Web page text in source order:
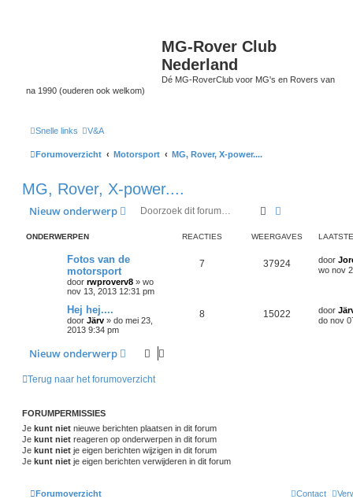
MG-Rover Club
Nederland
Dé MG-RoverClub voor MG's en Rovers van
na 1990 (ouderen ook welkom)
Snelle links V&A
Forumoverzicht Motorsport MG, Rover, X-power....
MG, Rover, X-power....
Nieuw onderwerp Zoek
ONDERWERPEN REACTIES WEERGAVES
Fotos van de
motorsport
door rwproverv8 » wo
nov 13, 2013 12:31 pm
7 37924 door
wo nov
Hej hej....
door Järv » do mei 23,
2013 9:34 pm
8 15022 door
do nov
Nieuw onderwerp
Terug naar het forumoverzicht
FORUMPERMISSIES
Je kunt niet nieuwe berichten plaatsen in dit forum
Je kunt niet reageren op onderwerpen in dit forum
Je kunt niet je eigen berichten wijzigen in dit forum
Je kunt niet je eigen berichten verwijderen in dit forum
Forumoverzicht Contact